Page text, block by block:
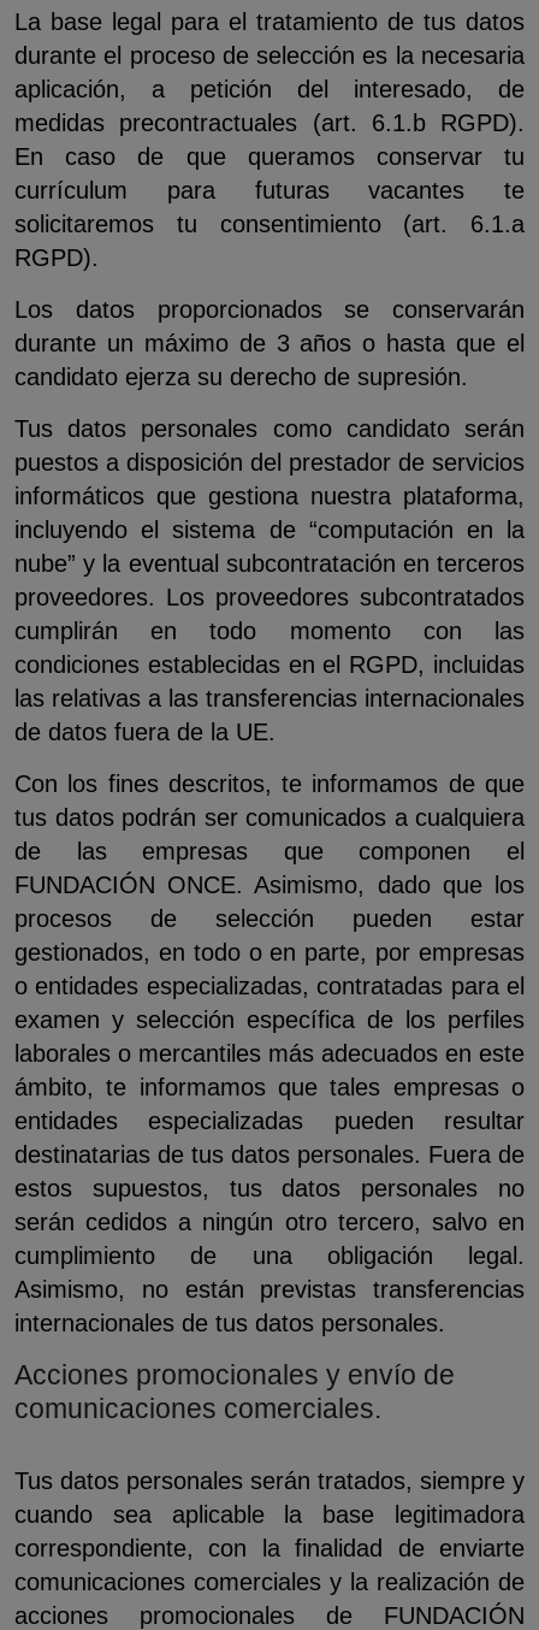
La base legal para el tratamiento de tus datos
durante el proceso de selección es la necesaria
aplicación, a petición del interesado, de
medidas precontractuales (art. 6.1.b RGPD).
En caso de que queramos conservar tu
currículum para futuras vacantes te
solicitaremos tu consentimiento (art. 6.1.a
RGPD).
Los datos proporcionados se conservarán
durante un máximo de 3 años o hasta que el
candidato ejerza su derecho de supresión.
Tus datos personales como candidato serán
puestos a disposición del prestador de servicios
informáticos que gestiona nuestra plataforma,
incluyendo el sistema de “computación en la
nube” y la eventual subcontratación en terceros
proveedores. Los proveedores subcontratados
cumplirán en todo momento con las
condiciones establecidas en el RGPD, incluidas
las relativas a las transferencias internacionales
de datos fuera de la UE.
Con los fines descritos, te informamos de que
tus datos podrán ser comunicados a cualquiera
de las empresas que componen el
FUNDACIÓN ONCE. Asimismo, dado que los
procesos de selección pueden estar
gestionados, en todo o en parte, por empresas
o entidades especializadas, contratadas para el
examen y selección específica de los perfiles
laborales o mercantiles más adecuados en este
ámbito, te informamos que tales empresas o
entidades especializadas pueden resultar
destinatarias de tus datos personales. Fuera de
estos supuestos, tus datos personales no
serán cedidos a ningún otro tercero, salvo en
cumplimiento de una obligación legal.
Asimismo, no están previstas transferencias
internacionales de tus datos personales.
Acciones promocionales y envío de
comunicaciones comerciales.
Tus datos personales serán tratados, siempre y
cuando sea aplicable la base legitimadora
correspondiente, con la finalidad de enviarte
comunicaciones comerciales y la realización de
acciones promocionales de FUNDACIÓN